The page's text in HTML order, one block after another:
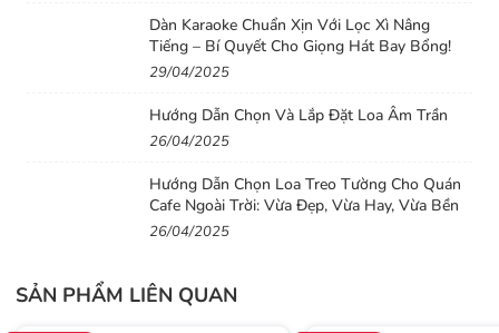
3. Thông số kỹ thuật chi tiết
Vang cơ karaoke chống hú
Nguồn điện
Dàn Karaoke Chuẩn Xịn Với Lọc Xì Nâng
Tiếng – Bí Quyết Cho Giọng Hát Bay Bổng!
29/04/2025
Hướng Dẫn Chọn Và Lắp Đặt Loa Âm Trần
26/04/2025
Hướng Dẫn Chọn Loa Treo Tường Cho Quán
Cafe Ngoài Trời: Vừa Đẹp, Vừa Hay, Vừa Bền
26/04/2025
SẢN PHẨM LIÊN QUAN